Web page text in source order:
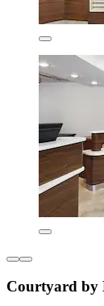
Courtyard by